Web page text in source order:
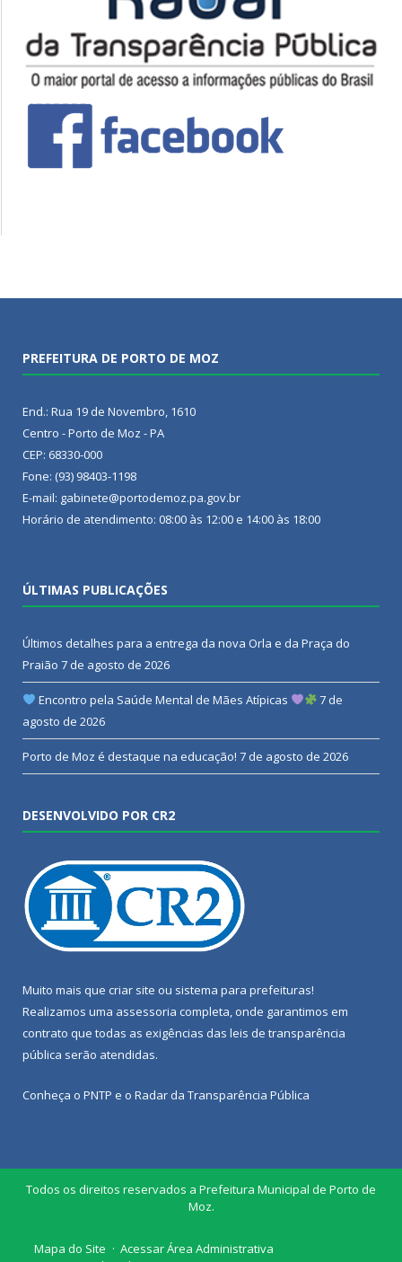
PREFEITURA DE PORTO DE MOZ
End.: Rua 19 de Novembro, 1610
Centro - Porto de Moz - PA
CEP: 68330-000
Fone: (93) 98403-1198
E-mail: gabinete@portodemoz.pa.gov.br
Horário de atendimento: 08:00 às 12:00 e 14:00 às 18:00
ÚLTIMAS PUBLICAÇÕES
Últimos detalhes para a entrega da nova Orla e da Praça do
Praião 7 de agosto de 2026
Encontro pela Saúde Mental de Mães Atípicas
7 de
agosto de 2026
Porto de Moz é destaque na educação! 7 de agosto de 2026
DESENVOLVIDO POR CR2
Muito mais que criar site ou sistema para prefeituras!
Realizamos uma assessoria completa, onde garantimos em
contrato que todas as exigências das leis de transparência
pública serão atendidas.
Conheça o PNTP e o Radar da Transparência Pública
Todos os direitos reservados a Prefeitura Municipal de Porto de
Moz.
Mapa do Site
Acessar Área Administrativa